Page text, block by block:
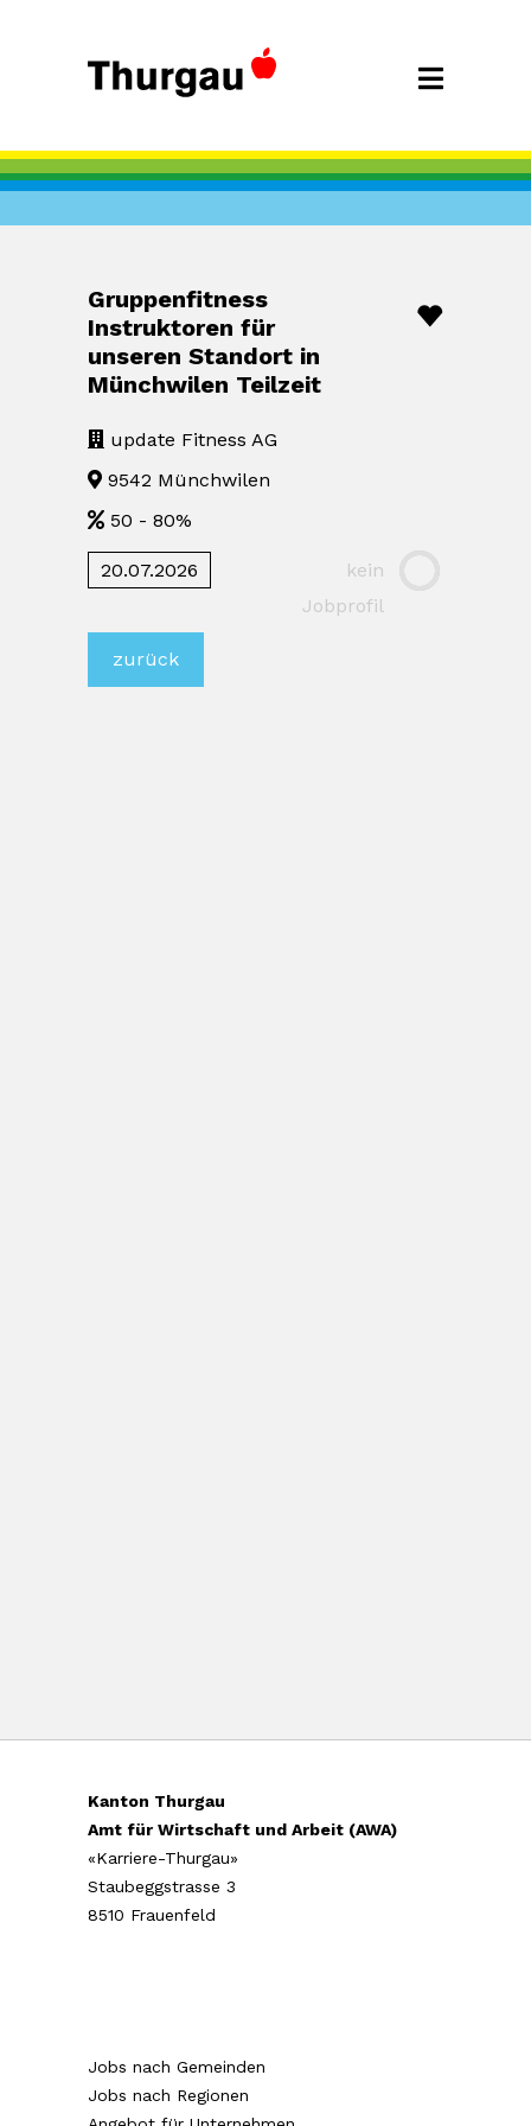
Gruppenfitness
Instruktoren für
unseren Standort in
Münchwilen Teilzeit
update Fitness AG
9542 Münchwilen
50 - 80%
20.07.2026
kein
Jobprofil
zurück
Kanton Thurgau
Amt für Wirtschaft und Arbeit (AWA)
«Karriere-Thurgau»
Staubeggstrasse 3
8510 Frauenfeld
Jobs nach Gemeinden
Jobs nach Regionen